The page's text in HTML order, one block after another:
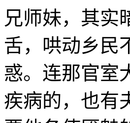
兄师妹，其实
舌，哄动乡民
惑。连那官室
疾病的，也有